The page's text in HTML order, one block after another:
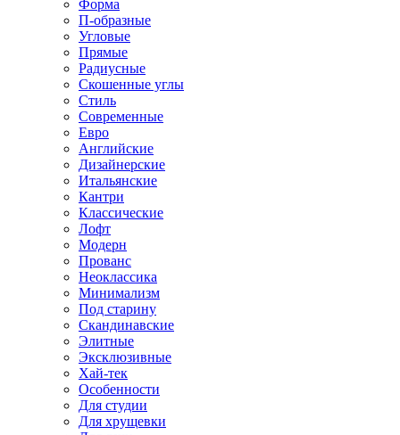
Форма
П-образные
Угловые
Прямые
Радиусные
Скошенные углы
Стиль
Современные
Евро
Английские
Дизайнерские
Итальянские
Кантри
Классические
Лофт
Модерн
Прованс
Неоклассика
Минимализм
Под старину
Скандинавские
Элитные
Эксклюзивные
Хай-тек
Особенности
Для студии
Для хрущевки